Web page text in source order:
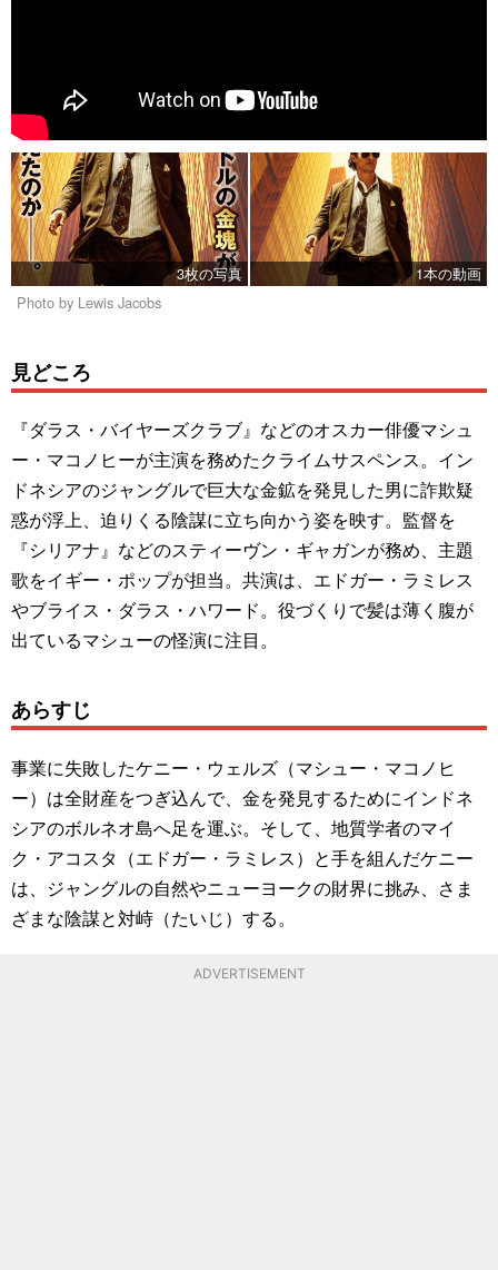
3枚の写真
1本の動画
Photo by Lewis Jacobs
見どころ
『ダラス・バイヤーズクラブ』などのオスカー俳優マシュ
ー・マコノヒーが主演を務めたクライムサスペンス。イン
ドネシアのジャングルで巨大な金鉱を発見した男に詐欺疑
惑が浮上、迫りくる陰謀に立ち向かう姿を映す。監督を
『シリアナ』などのスティーヴン・ギャガンが務め、主題
歌をイギー・ポップが担当。共演は、エドガー・ラミレス
やブライス・ダラス・ハワード。役づくりで髪は薄く腹が
出ているマシューの怪演に注目。
あらすじ
事業に失敗したケニー・ウェルズ（マシュー・マコノヒ
ー）は全財産をつぎ込んで、金を発見するためにインドネ
シアのボルネオ島へ足を運ぶ。そして、地質学者のマイ
ク・アコスタ（エドガー・ラミレス）と手を組んだケニー
は、ジャングルの自然やニューヨークの財界に挑み、さま
ざまな陰謀と対峙（たいじ）する。
ADVERTISEMENT